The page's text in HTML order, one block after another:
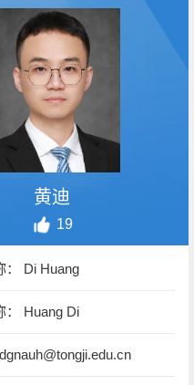
黄迪
19
： Di Huang
： Huang Di